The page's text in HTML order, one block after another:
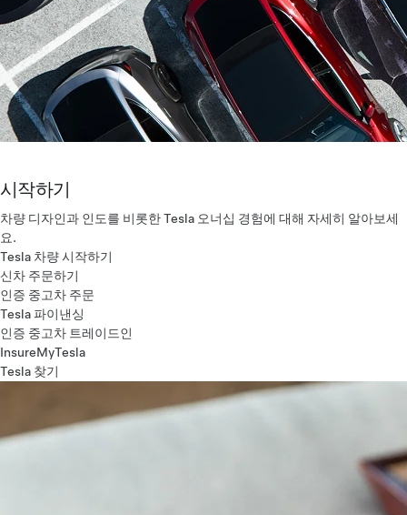
시작하기
차량 디자인과 인도를 비롯한 Tesla 오너십 경험에 대해 자세히 알아보세
요.
Tesla 차량 시작하기
신차 주문하기
인증 중고차 주문
Tesla 파이낸싱
인증 중고차 트레이드인
InsureMyTesla
Tesla 찾기